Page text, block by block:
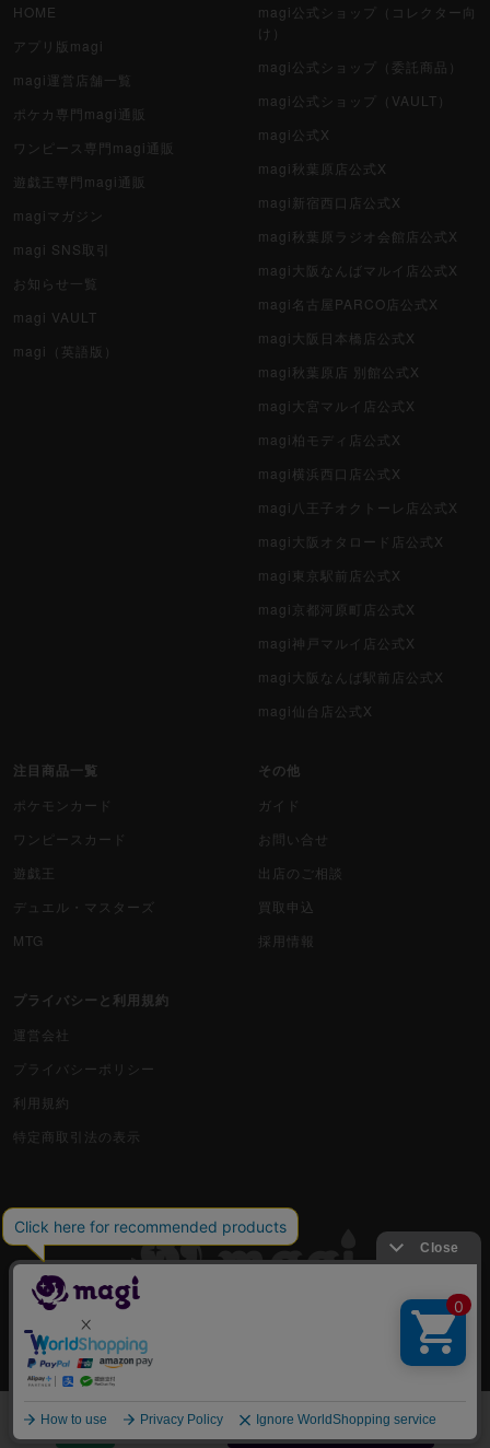
出品 一覧から選んで購入する
HOME
アプリ版magi
magi運営店舗一覧
ポケカ専門magi通販
ワンピース専門magi通販
遊戯王専門magi通販
magiマガジン
magi SNS取引
お知らせ一覧
magi VAULT
magi（英語版）
magi公式ショップ（コレクター向
け）
magi公式ショップ（委託商品）
magi公式ショップ（VAULT）
magi公式X
magi秋葉原店公式X
magi新宿西口店公式X
magi秋葉原ラジオ会館店公式X
magi大阪なんばマルイ店公式X
magi名古屋PARCO店公式X
magi大阪日本橋店公式X
magi秋葉原店 別館公式X
magi大宮マルイ店公式X
magi柏モディ店公式X
magi横浜西口店公式X
magi八王子オクトーレ店公式X
magi大阪オタロード店公式X
magi東京駅前店公式X
magi京都河原町店公式X
magi神戸マルイ店公式X
magi大阪なんば駅前店公式X
magi仙台店公式X
注目商品一覧
ポケモンカード
ワンピースカード
遊戯王
デュエル・マスターズ
MTG
その他
ガイド
お問い合せ
出店のご相談
買取申込
採用情報
プライバシーと利用規約
運営会社
プライバシーポリシー
利用規約
特定商取引法の表示
古物商許可番号 株式会社ジラフ 東京都公安委員会 第303311606477号
COPYRIGHT © 2019 Jiraffe Inc.